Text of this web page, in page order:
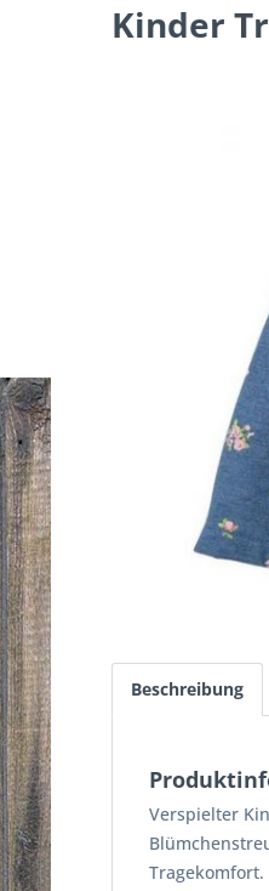
Kinder
Beschreibung
Verspielter